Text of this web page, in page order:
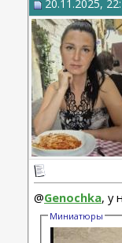
20.11.2025,
@Genochka, у
Миниатюры